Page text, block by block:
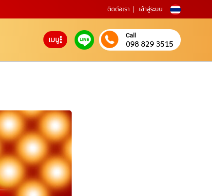
ติดต่อเรา เข้าสู่ระบบ
เมนู Call
098 829 3515